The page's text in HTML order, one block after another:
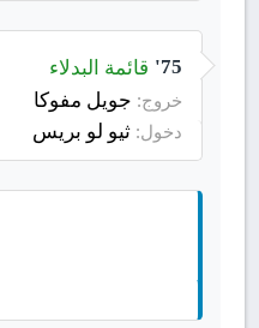
75' قائمة البدلاء
خروج: جويل مفوكا
دخول: ثيو لو بريس